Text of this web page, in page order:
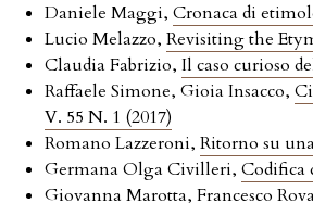
Daniele Maggi,Cronaca di
Lucio Melazzo,Revisiting the
Claudia Fabrizio,Il caso curioso
Raffaele Simone, Gioia Insacco,
V. 55 N. 1 (2017)
Romano Lazzeroni,Ritorno su
Germana Olga Civilleri,Codifica
Giovanna Marotta, Francesco